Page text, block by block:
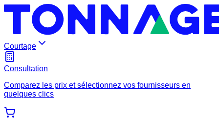
Courtage
Consultation
Comparez les prix et sélectionnez vos fournisseurs en
quelques clics